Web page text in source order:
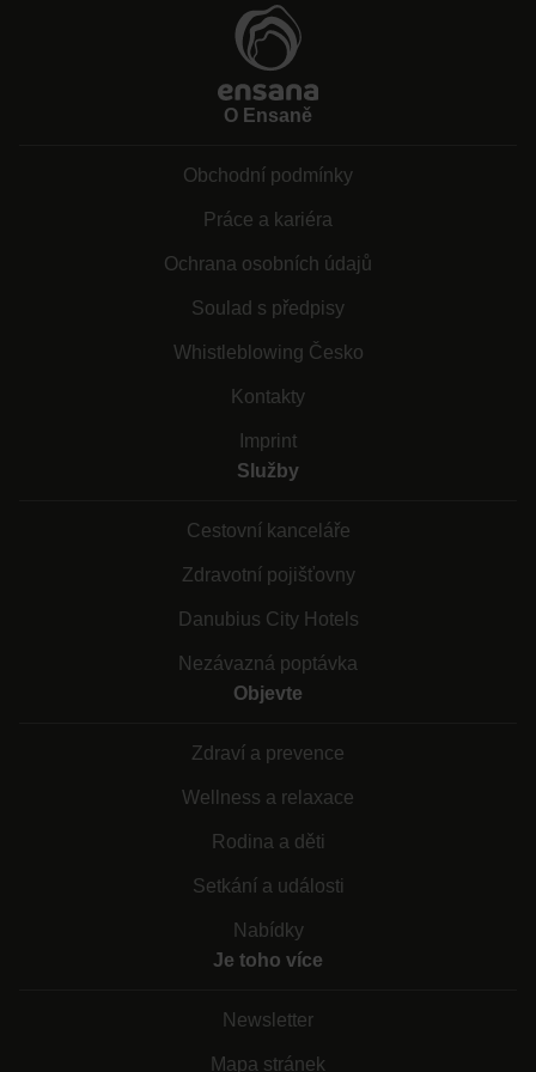
O Ensaně
Obchodní podmínky
Práce a kariéra
Ochrana osobních údajů
Soulad s předpisy
Whistleblowing Česko
Kontakty
Imprint
Služby
Cestovní kanceláře
Zdravotní pojišťovny
Danubius City Hotels
Nezávazná poptávka
Objevte
Zdraví a prevence
Wellness a relaxace
Rodina a děti
Setkání a události
Nabídky
Je toho více
Newsletter
Mapa stránek